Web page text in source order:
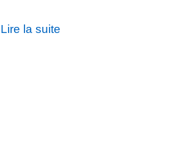
Lire la suite